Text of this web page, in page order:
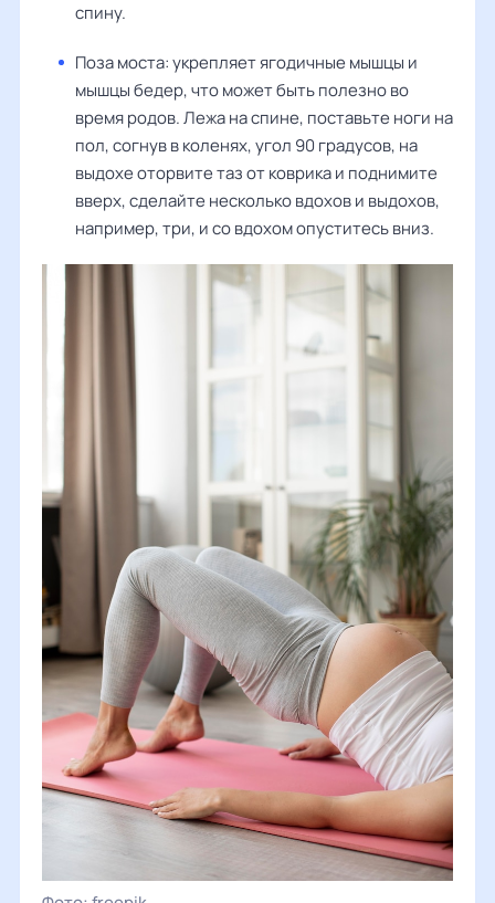
спину.
Поза моста: укрепляет ягодичные мышцы и
мышцы бедер, что может быть полезно во
время родов. Лежа на спине, поставьте ноги на
пол, согнув в коленях, угол 90 градусов, на
выдохе оторвите таз от коврика и поднимите
вверх, сделайте несколько вдохов и выдохов,
например, три, и со вдохом опуститесь вниз.